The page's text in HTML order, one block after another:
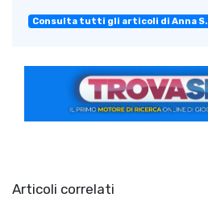
Consulta tutti gli articoli di Anna S.
Articoli correlati